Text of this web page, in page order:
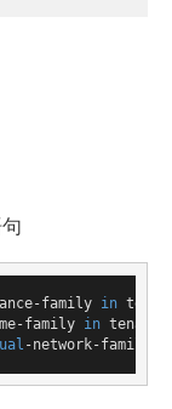
family in
family in tenancy
-network-family